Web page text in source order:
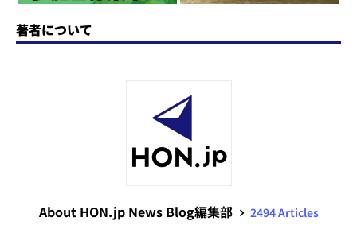
著者について
About HON.jp News Blog編集部
2494 Articles